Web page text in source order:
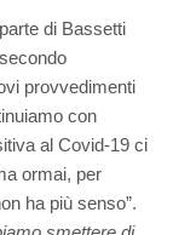
di Bassetti
provvedimenti
con
al Covid-19 ci
ormai, per
ha più senso”.